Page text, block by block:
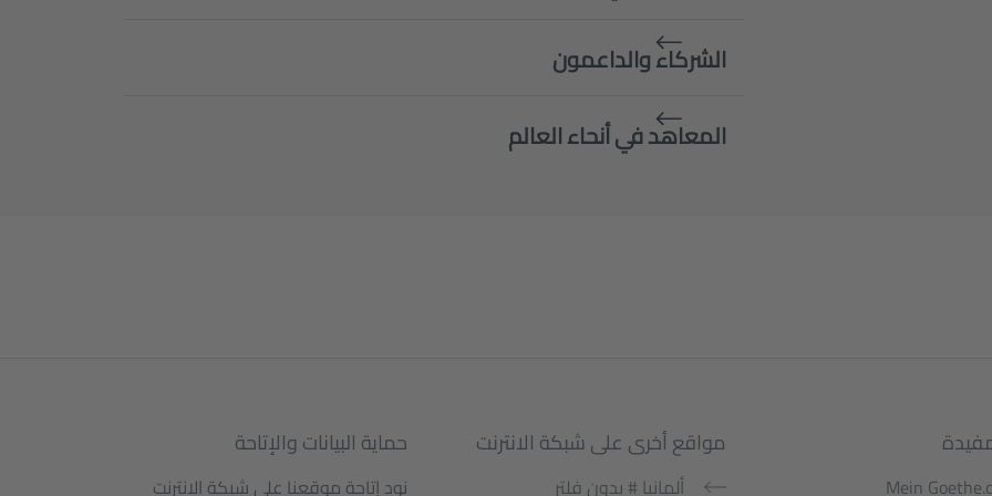
الشركاء والداعمون
المعاهد في أنحاء العالم
Mein
مواقع أخرى على شبكة الانترنت
ألمانيا # بدون فلتر
حماية البيانات والإتاحة
نود إتاحة موقعنا على شبكة الانترنت